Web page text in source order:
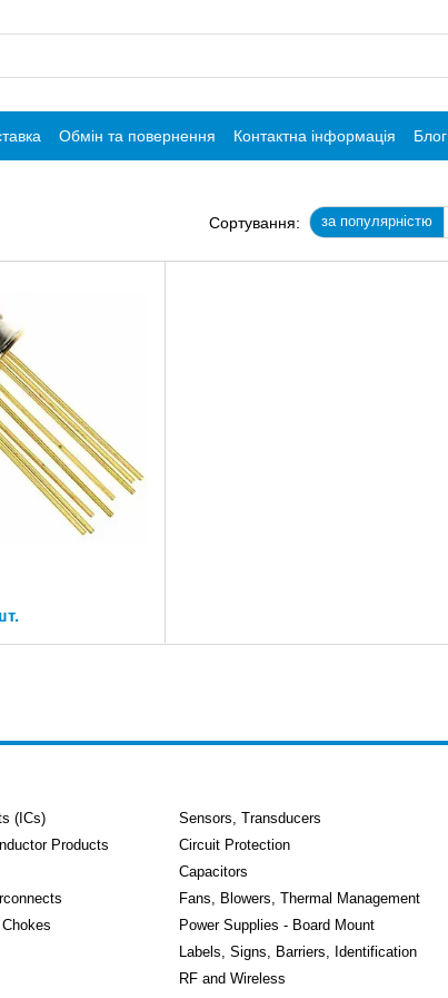
Обмін та повернення Контактна інформація Блог
Сортування: за популярністю
(ICs)
Products
Sensors, Transducers
Circuit Protection
Capacitors
Fans, Blowers, Thermal Management
Power Supplies - Board Mount
Labels, Signs, Barriers, Identification
RF and Wireless